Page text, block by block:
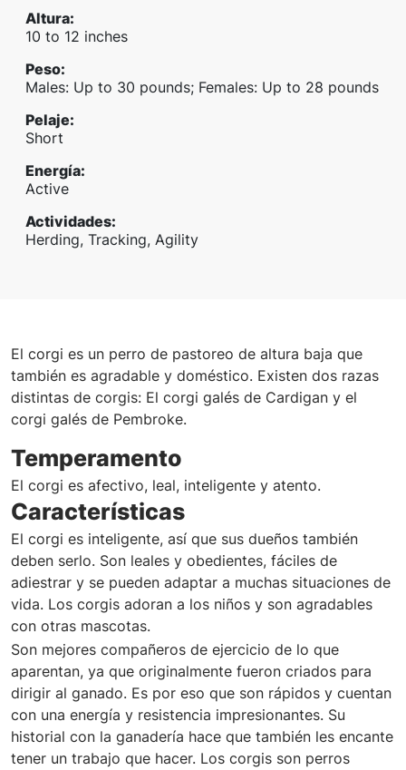
Altura:
10 to 12 inches
Peso:
Males: Up to 30 pounds; Females: Up to 28 pounds
Pelaje:
Short
Energía:
Active
Actividades:
Herding, Tracking, Agility
El corgi es un perro de pastoreo de altura baja que
también es agradable y doméstico. Existen dos razas
distintas de corgis: El corgi galés de Cardigan y el
corgi galés de Pembroke.
Temperamento
El corgi es afectivo, leal, inteligente y atento.
Características
El corgi es inteligente, así que sus dueños también
deben serlo. Son leales y obedientes, fáciles de
adiestrar y se pueden adaptar a muchas situaciones de
vida. Los corgis adoran a los niños y son agradables
con otras mascotas.
Son mejores compañeros de ejercicio de lo que
aparentan, ya que originalmente fueron criados para
dirigir al ganado. Es por eso que son rápidos y cuentan
con una energía y resistencia impresionantes. Su
historial con la ganadería hace que también les encante
tener un trabajo que hacer. Los corgis son perros